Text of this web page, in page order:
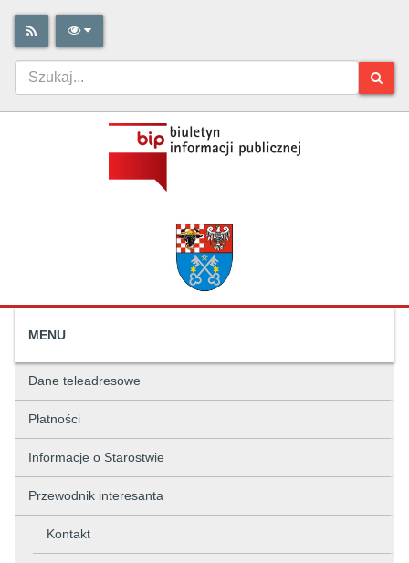
MENU
Dane teleadresowe
Płatności
Informacje o Starostwie
Przewodnik interesanta
Kontakt